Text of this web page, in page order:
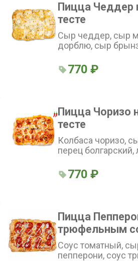
Пицца Чеддер
тесте
Сыр чеддер, сыр
дорблю, сыр
770 ₽
Пицца Чоризо
тесте
Колбаса чоризо,
перец болгарский,
770 ₽
Пицца
трюфельным
римском тесте
Соус томатный,
пепперони, соус